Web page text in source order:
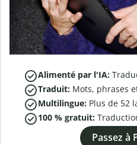
Alimenté par l'IA:
Traduit: Mots, phrases
Multilingue: Plus de 52
100 % gratuit:
Passez à